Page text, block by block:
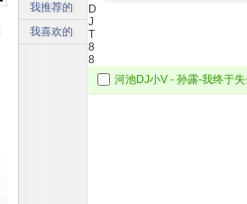
我推荐的
我喜欢的
D
J
T
8
8